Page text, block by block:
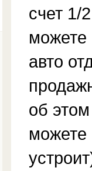
счет 1/
можете
авто
об
можете